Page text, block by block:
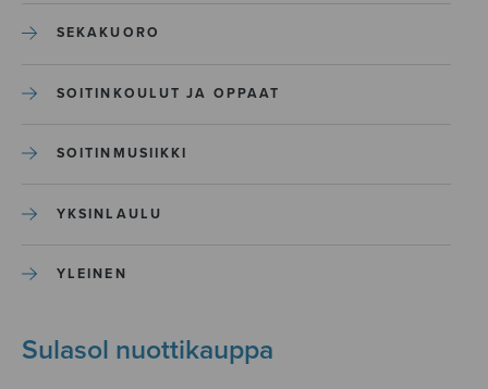
SEKAKUORO
SOITINKOULUT JA OPPAAT
SOITINMUSIIKKI
YKSINLAULU
YLEINEN
Sulasol nuottikauppa